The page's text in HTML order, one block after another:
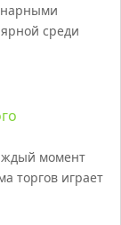
среди
момент
торгов играет